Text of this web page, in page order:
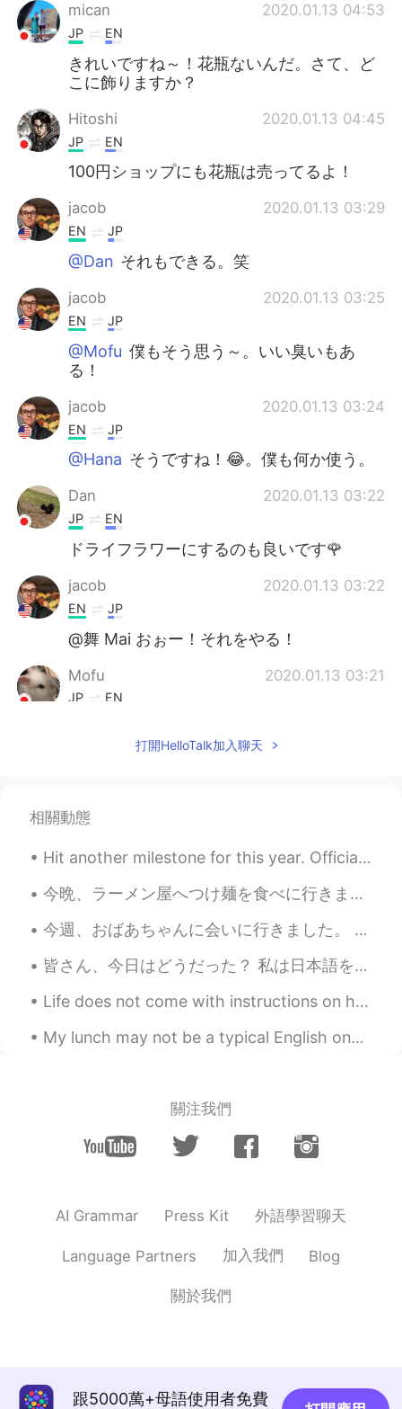
mican 2020.01.13 04:53
JP EN
きれいですね～！花瓶ないんだ。さて、ど
こに飾りますか？
Hitoshi 2020.01.13 04:45
JP EN
100円ショップにも花瓶は売ってるよ！
jacob 2020.01.13 03:29
EN JP
@Dan それもできる。笑
jacob 2020.01.13 03:25
EN JP
@Mofu 僕もそう思う～。いい臭いもあ
る！
jacob 2020.01.13 03:24
EN JP
@Hana そうですね！😂。僕も何か使う。
Dan 2020.01.13 03:22
JP EN
ドライフラワーにするのも良いです🌹
jacob 2020.01.13 03:22
EN JP
@舞 Mai おぉー！それをやる！
Mofu 2020.01.13 03:21
JP EN
コップやペットボトルを切って花瓶にする
2020.01.13 03:17
JP EN
わかります！ 結果的にバケツに飾ることに
打開HelloTalk加入聊天
相關動態
Hit another milestone for this year. Officially lost 30kg since returning to China. Hope to see...
今晩、ラーメン屋へつけ麺を食べに行きました。ラーメン屋でポスターがあって、ポスターが言うの「つけ麺の作り方:まず、汁だけを味わって、麺だけを味わって、汁に麺をつけてから、食べてください。」良かっ...
今週、おばあちゃんに会いに行きました。 おばあちゃんは私が会いに行くたびに 「まあ、ゆりちゃん！大きくなったね〜」 と言います。 でも、私は逆におばあちゃんが少しずつ小さくなっていってる...
皆さん、今日はどうだった？ 私は日本語を勉強しました 👩‍🏫 それにスパゲティを作りました 🤩 ところでこのごろ運動を始めました、ヨガマットを持っていない 😬 三経ちました、体が痛くて動けない...
Life does not come with instructions on how to live, but it does come with trees, sunshine, smile...
My lunch may not be a typical English one but I’m trying to eat more healthily 🥰🥰 Come on springg...
關注我們
AI Grammar Press Kit 外語學習聊天
Language Partners 加入我們 Blog
關於我們
跟5000萬+母語使用者免費